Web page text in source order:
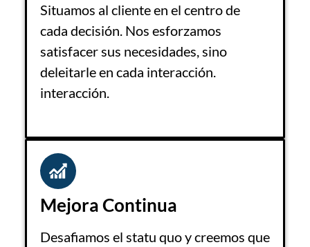
Situamos al cliente en el centro de
cada decisión. Nos esforzamos
satisfacer sus necesidades, sino
deleitarle en cada interacción.
interacción.
Mejora Continua
Desafiamos el statu quo y creemos que